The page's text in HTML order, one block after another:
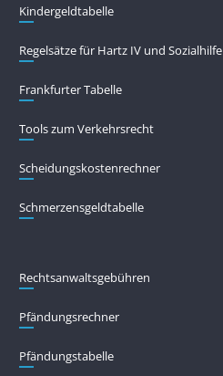
Kindergeldtabelle
Regelsätze für Hartz IV und Sozialhilfe
Frankfurter Tabelle
Tools zum Verkehrsrecht
Scheidungskostenrechner
Schmerzensgeldtabelle
Rechtsanwaltsgebühren
Pfändungs­rechner
Pfändungs­tabelle